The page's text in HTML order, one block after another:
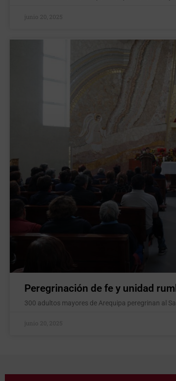
junio 20, 2025
Peregrinación de fe y unidad
300 adultos mayores de Arequipa peregrinan al
junio 20, 2025